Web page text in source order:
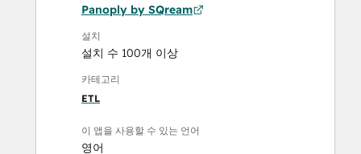
Panoply by SQream
설치
설치 수 100개 이상
카테고리
ETL
이 앱을 사용할 수 있는 언어
영어